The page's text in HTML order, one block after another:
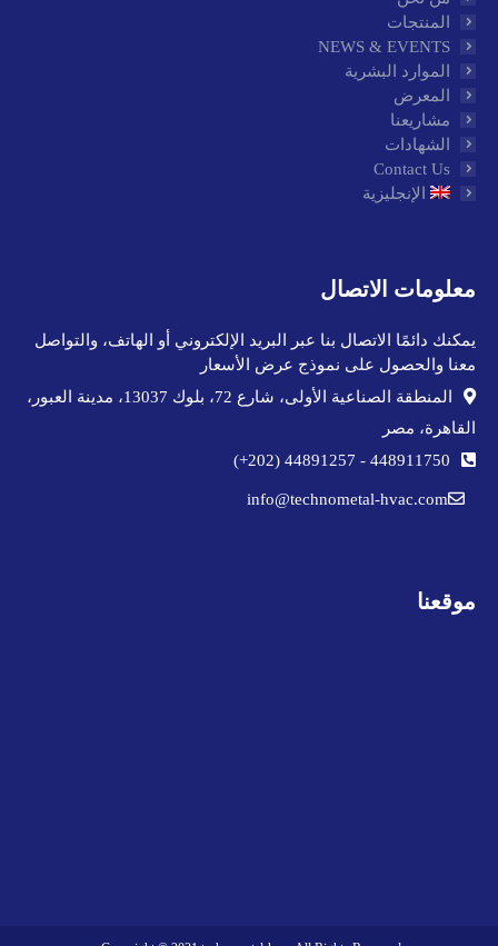
المنتجات
NEWS & EVENTS
الموارد البشرية
المعرض
مشاريعنا
الشهادات
Contact Us
الإنجليزية
معلومات الاتصال
يمكنك دائمًا الاتصال بنا عبر البريد الإلكتروني أو الهاتف، والتواصل
معنا والحصول على نموذج عرض الأسعار
المنطقة الصناعية الأولى، شارع 72، بلوك 13037، مدينة العبور،
القاهرة، مصر
448911750
-
44891257 (202+)
info@technometal-hvac.com
موقعنا